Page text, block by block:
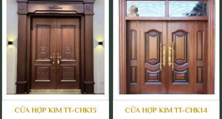
CỬA HỢP KIM TT-CHK13 CỬA HỢP KIM TT-CHK14